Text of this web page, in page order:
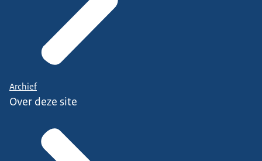
Archief
Over deze site